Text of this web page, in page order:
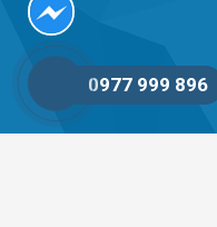
0977 999 896